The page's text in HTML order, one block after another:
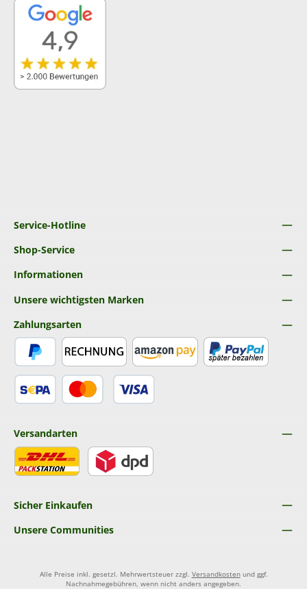
Service-Hotline
Shop-Service
Informationen
Unsere wichtigsten Marken
Sicher Einkaufen
Unsere Communities
Zahlungsarten
Versandarten
Alle Preise inkl. gesetzl. Mehrwertsteuer zzgl. Versandkostenund ggf.
Nachnahmegebühren, wenn nicht anders angegeben.